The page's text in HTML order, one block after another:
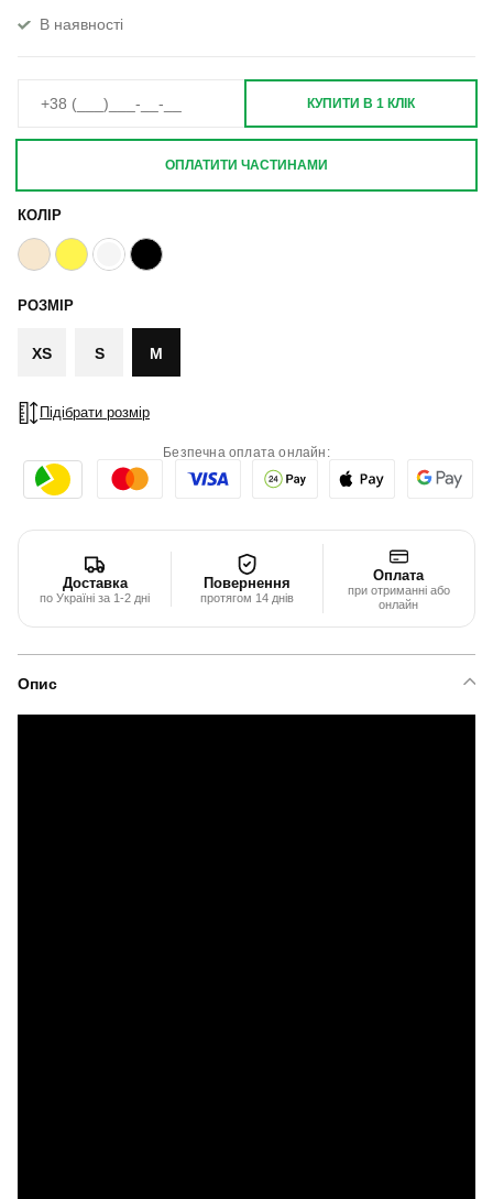
В наявності
КОЛІР
РОЗМІР
XS S M
Підібрати розмір
КУПИТИ В 1 КЛІК
ОПЛАТИТИ ЧАСТИНАМИ
Безпечна оплата онлайн:
Доставка
по Україні за 1-2 дні
Повернення
протягом 14 днів
Оплата
при отриманні або
онлайн
Опис